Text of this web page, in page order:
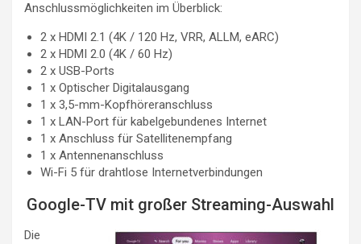
Anschlussmöglichkeiten im Überblick:
2 x HDMI 2.1 (4K / 120 Hz, VRR, ALLM, eARC)
2 x HDMI 2.0 (4K / 60 Hz)
2 x USB-Ports
1 x Optischer Digitalausgang
1 x 3,5-mm-Kopfhöreranschluss
1 x LAN-Port für kabelgebundenes Internet
1 x Anschluss für Satellitenempfang
1 x Antennenanschluss
Wi-Fi 5 für drahtlose Internetverbindungen
Google-TV mit großer Streaming-Auswahl
Die